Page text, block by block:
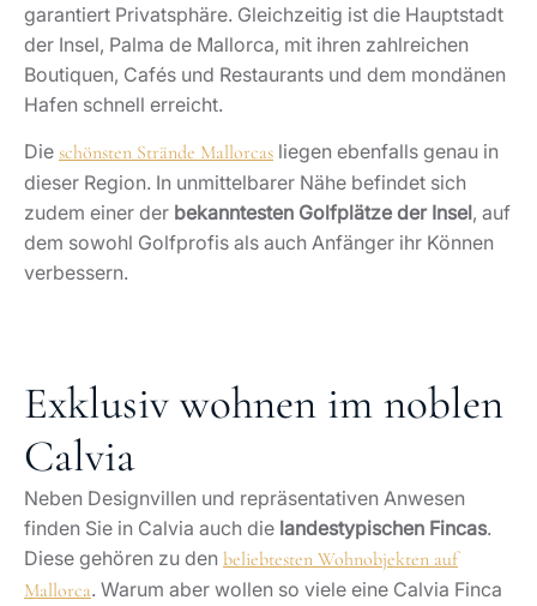
garantiert Privatsphäre. Gleichzeitig ist die Hauptstadt
der Insel, Palma de Mallorca, mit ihren zahlreichen
Boutiquen, Cafés und Restaurants und dem mondänen
Hafen schnell erreicht.
Die schönsten Strände Mallorcas liegen ebenfalls genau in
dieser Region. In unmittelbarer Nähe befindet sich
zudem einer der bekanntesten Golfplätze der Insel, auf
dem sowohl Golfprofis als auch Anfänger ihr Können
verbessern.
Exklusiv wohnen im noblen
Calvia
Neben Designvillen und repräsentativen Anwesen
finden Sie in Calvia auch die landestypischen Fincas.
Diese gehören zu den beliebtesten Wohnobjekten auf
Mallorca. Warum aber wollen so viele eine Calvia Finca